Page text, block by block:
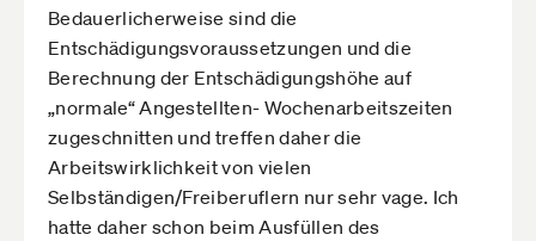
Bedauerlicherweise sind die
Entschädigungsvoraussetzungen und die
Berechnung der Entschädigungshöhe auf
„normale“ Angestellten- Wochenarbeitszeiten
zugeschnitten und treffen daher die
Arbeitswirklichkeit von vielen
Selbständigen/Freiberuflern nur sehr vage. Ich
hatte daher schon beim Ausfüllen des